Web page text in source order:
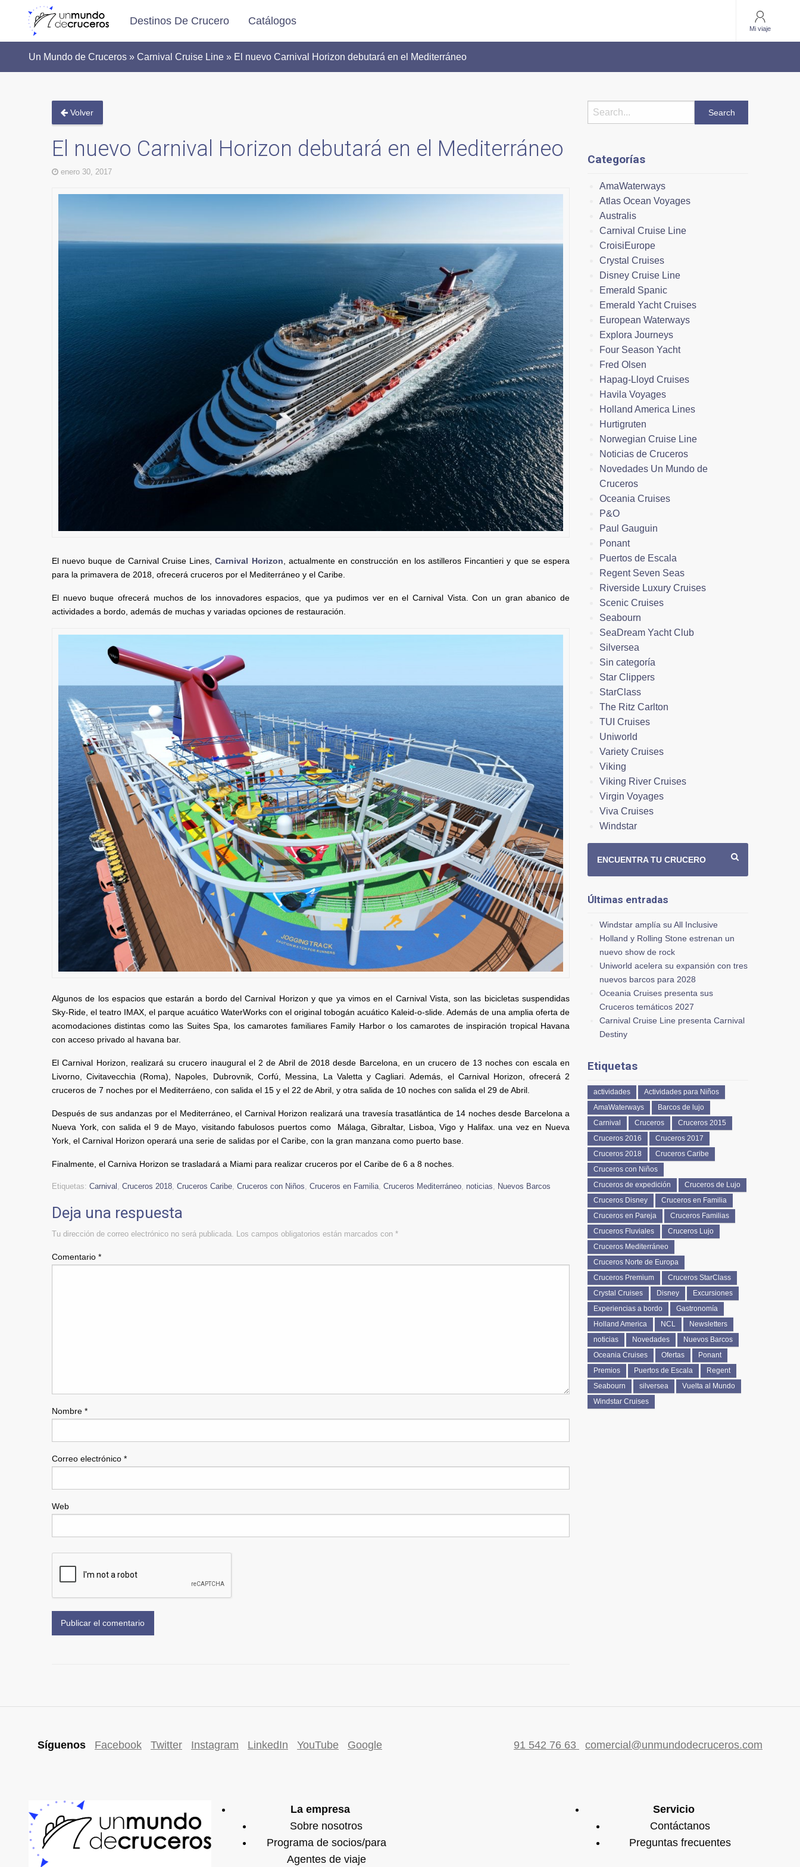
Destinos De Crucero Catálogos
Mi viaje
Un Mundo de Cruceros » Carnival Cruise Line » El nuevo Carnival Horizon debutará en el Mediterráneo
Volver
El nuevo Carnival Horizon debutará en el Mediterráneo
enero 30, 2017
El nuevo buque de Carnival Cruise Lines,Carnival Horizon, actualmente en construcción en los astilleros Fincantieri y que se espera
para la primavera de 2018, ofrecerá cruceros por el Mediterráneo y el Caribe.
El nuevo buque ofrecerá muchos de los innovadores espacios, que ya pudimos ver en el Carnival Vista. Con un gran abanico de
actividades a bordo, además de muchas y variadas opciones de restauración.
Algunos de los espacios que estarán a bordo del Carnival Horizon y que ya vimos en el Carnival Vista, son las bicicletas suspendidas
Sky-Ride, el teatro IMAX, el parque acuático WaterWorks con el original tobogán acuático Kaleid-o-slide. Además de una amplia oferta de
acomodaciones distintas como las Suites Spa, los camarotes familiares Family Harbor o los camarotes de inspiración tropical Havana
con acceso privado al havana bar.
El Carnival Horizon, realizará su crucero inaugural el 2 de Abril de 2018 desde Barcelona, en un crucero de 13 noches con escala en
Livorno, Civitavecchia (Roma), Napoles, Dubrovnik, Corfú, Messina, La Valetta y Cagliari. Además, el Carnival Horizon, ofrecerá 2
cruceros de 7 noches por el Mediterráeno, con salida el 15 y el 22 de Abril, y otra salida de 10 noches con salida el 29 de Abril.
Después de sus andanzas por el Mediterráneo, el Carnival Horizon realizará una travesía trasatlántica de 14 noches desde Barcelona a
Nueva York, con salida el 9 de Mayo, visitando fabulosos puertos como Málaga, Gibraltar, Lisboa, Vigo y Halifax. una vez en Nueva
York, el Carnival Horizon operará una serie de salidas por el Caribe, con la gran manzana como puerto base.
Finalmente, el Carniva Horizon se trasladará a Miami para realizar cruceros por el Caribe de 6 a 8 noches.
Etiquetas: Carnival , Cruceros 2018, Cruceros Caribe, Cruceros con Niños, Cruceros en Familia, Cruceros Mediterráneo, noticias, Nuevos Barcos
Deja una respuesta
Tu dirección de correo electrónico no será publicada. Los campos obligatorios están marcados con *
Comentario *
Nombre *
Correo electrónico *
Web
Categorías
AmaWaterways
Atlas Ocean Voyages
Australis
Carnival Cruise Line
CroisiEurope
Crystal Cruises
Disney Cruise Line
Emerald Spanic
Emerald Yacht Cruises
European Waterways
Explora Journeys
Four Season Yacht
Fred Olsen
Hapag-Lloyd Cruises
Havila Voyages
Holland America Lines
Hurtigruten
Norwegian Cruise Line
Noticias de Cruceros
Novedades Un Mundo de
Cruceros
Oceania Cruises
P&O
Paul Gauguin
Ponant
Puertos de Escala
Regent Seven Seas
Riverside Luxury Cruises
Scenic Cruises
Seabourn
SeaDream Yacht Club
Silversea
Sin categoría
Star Clippers
StarClass
The Ritz Carlton
TUI Cruises
Uniworld
Variety Cruises
Viking
Viking River Cruises
Virgin Voyages
Viva Cruises
Windstar
ENCUENTRA TU CRUCERO
Últimas entradas
Windstar amplía su All Inclusive
Holland y Rolling Stone estrenan un
nuevo show de rock
Uniworld acelera su expansión con tres
nuevos barcos para 2028
Oceania Cruises presenta sus
Cruceros temáticos 2027
Carnival Cruise Line presenta Carnival
Destiny
Etiquetas
actividades
Actividades para Niños
AmaWaterways
Barcos de lujo
Carnival
Cruceros
Cruceros 2015
Cruceros 2016
Cruceros 2017
Cruceros 2018
Cruceros Caribe
Cruceros con Niños
Cruceros de expedición
Cruceros de Lujo
Cruceros Disney
Cruceros en Familia
Cruceros en Pareja
Cruceros Familias
Cruceros Fluviales
Cruceros Lujo
Cruceros Mediterráneo
Cruceros Norte de Europa
Cruceros Premium
Cruceros StarClass
Crystal Cruises
Disney
Excursiones
Experiencias a bordo
Gastronomía
Holland America
NCL
Newsletters
noticias
Novedades
Nuevos Barcos
Oceania Cruises
Ofertas
Ponant
Premios
Puertos de Escala
Regent
Seabourn
silversea
Vuelta al Mundo
Windstar Cruises
Síguenos Facebook Twitter Instagram LinkedIn YouTube Google 91 542 76 63 comercial@unmundodecruceros.com
La empresa
Sobre nosotros
Programa de socios/para
Agentes de viaje
Servicio
Contáctanos
Preguntas frecuentes